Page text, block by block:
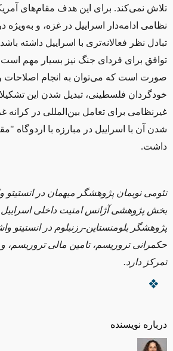
درباره نویسنده
تلاش نمی‌کند. برای این هدف مقام‌های
نظامی ادامه‌دار اسراییل در غزه، و به‌ویژه
تبادل نظر فعالانه‌تری با اسراییل داشته
توافق برای فردای جنگ نیز بسیار مهم
صورت است که می‌توان به انجام اصلاحات
خودگردان فلسطینی، تبدیل شدن این
غیرنظامی برای تعامل بین‌المللی در کرانه
شدن آن با اسراییل در مبارزه با اردوگاه
داشت.
نئومی نویمان پژوهشگر میهمان در انستیتو
بخش پژوهشی آژانس امنیت داخلی اسراییل
پژوهشگر بلومنستاین-رزنبلوم در انستیتو
حکمرانی تروریسم، تامین مالی
تمرکز دارد.